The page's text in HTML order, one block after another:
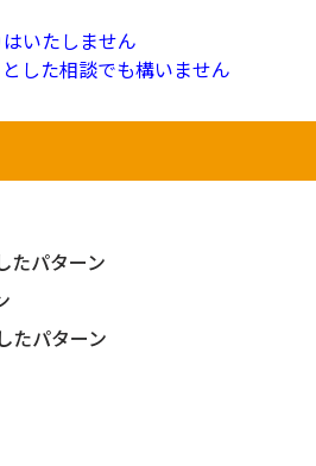
いたしません
した相談でも構いません
たパターン
たパターン